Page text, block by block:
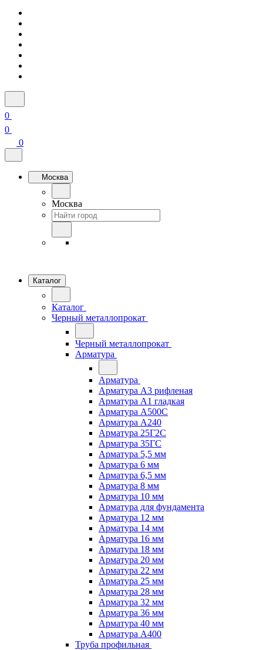
0
0
0
Москва
Москва
Каталог
Каталог
Черный металлопрокат
Черный металлопрокат
Арматура
Арматура
Арматура А3 рифленая
Арматура А1 гладкая
Арматура А500С
Арматура А240
Арматура 25Г2С
Арматура 35ГС
Арматура 5,5 мм
Арматура 6 мм
Арматура 6,5 мм
Арматура 8 мм
Арматура 10 мм
Арматура для фундамента
Арматура 12 мм
Арматура 14 мм
Арматура 16 мм
Арматура 18 мм
Арматура 20 мм
Арматура 22 мм
Арматура 25 мм
Арматура 28 мм
Арматура 32 мм
Арматура 36 мм
Арматура 40 мм
Арматура А400
Труба профильная